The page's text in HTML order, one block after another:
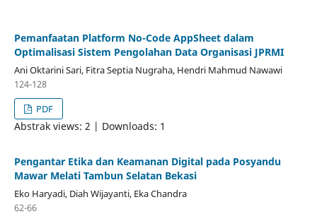
Pemanfaatan Platform No-Code AppSheet dalam
Optimalisasi Sistem Pengolahan Data Organisasi JPRMI
Ani Oktarini Sari, Fitra Septia Nugraha, Hendri Mahmud Nawawi
124-128
PDF
Abstrak views: 2 | Downloads: 1
Pengantar Etika dan Keamanan Digital pada Posyandu
Mawar Melati Tambun Selatan Bekasi
Eko Haryadi, Diah Wijayanti, Eka Chandra
62-66